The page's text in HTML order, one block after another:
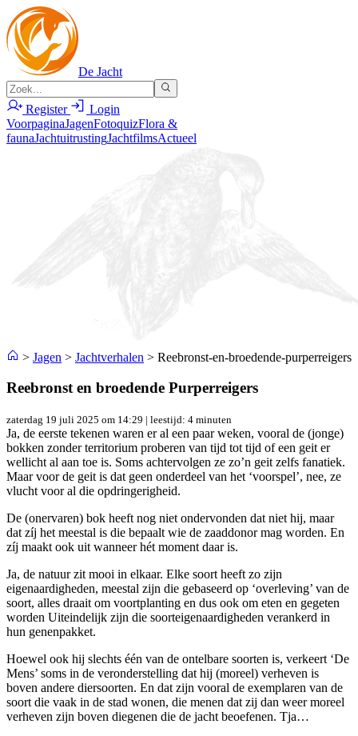
De Jacht
Register
Login
VoorpaginaJagenFotoquizFlora &
faunaJachtuitrustingJachtfilmsActueel
> Jagen > Jachtverhalen > Reebronst-en-broedende-purperreigers
Reebronst en broedende Purperreigers
zaterdag 19 juli 2025 om 14:29 | leestijd: 4 minuten
Ja, de eerste tekenen waren er al een paar weken, vooral de (jonge)
bokken zonder territorium proberen van tijd tot tijd of een geit er
wellicht al aan toe is. Soms achtervolgen ze zo’n geit zelfs fanatiek.
Maar voor de geit is dat geen onderdeel van het ‘voorspel’, nee, ze
vlucht voor al die opdringerigheid.
De (onervaren) bok heeft nog niet ondervonden dat niet hij, maar
dat zíj het meestal is die bepaalt wie de zaaddonor mag worden. En
zíj maakt ook uit wanneer hét moment daar is.
Ja, de natuur zit mooi in elkaar. Elke soort heeft zo zijn
eigenaardigheden, meestal zijn die gebaseerd op ‘overleving’ van de
soort, alles draait om voortplanting en dus ook om eten en gegeten
worden Uiteindelijk zijn die soorteigenaardigheden verankerd in
hun genenpakket.
Hoewel ook hij slechts één van de ontelbare soorten is, verkeert ‘De
Mens’ soms in de veronderstelling dat hij (moreel) verheven is
boven andere diersoorten. En dat zijn vooral de exemplaren van de
soort die vaak in de stad wonen, die menen dat zij dan weer moreel
verheven zijn boven diegenen die de jacht beoefenen. Tja…